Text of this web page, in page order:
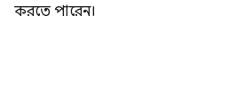
করতে পারেন।